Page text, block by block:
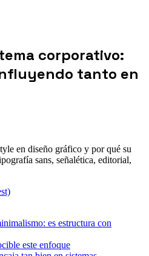
corporativo:
tanto en
en diseño gráfico y por qué su
sans, señalética, editorial,
es estructura con
este enfoque